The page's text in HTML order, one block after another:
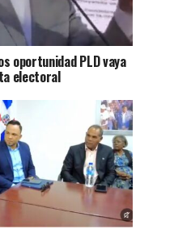
oportunidad PLD vaya
electoral